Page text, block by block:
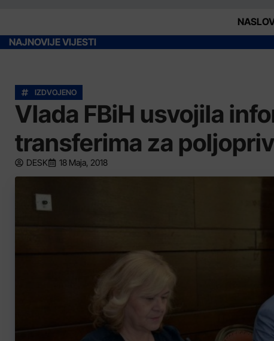
NAJNOVIJE VIJESTI
IZDVOJENO
Vlada FBiH usvojila
transferima za
DESK 18 Maja, 2018